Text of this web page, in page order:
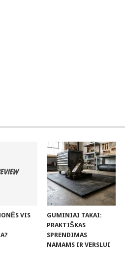
VIS
GUMINIAI TAKAI:
PRAKTIŠKAS
SPRENDIMAS
NAMAMS IR VERSLUI